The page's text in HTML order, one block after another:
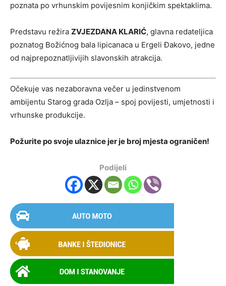
poznata po vrhunskim povijesnim konjičkim spektaklima.
Predstavu režira ZVJEZDANA KLARIĆ, glavna redateljica
poznatog Božićnog bala lipicanaca u Ergeli Đakovo, jedne
od najprepoznatljivijih slavonskih atrakcija.
Očekuje vas nezaboravna večer u jedinstvenom
ambijentu Starog grada Ozlja – spoj povijesti, umjetnosti i
vrhunske produkcije.
Požurite po svoje ulaznice jer je broj mjesta ograničen!
Podijeli